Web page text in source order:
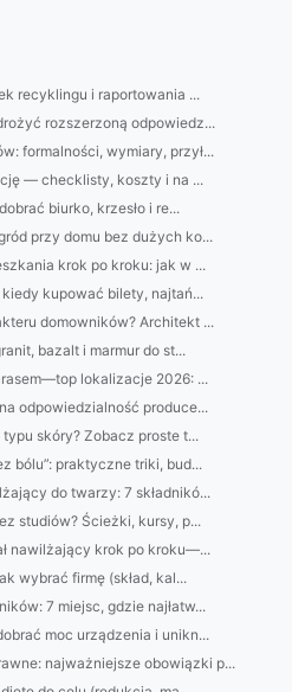
recyklingu i raportowania ...
rozszerzoną odpowiedz...
formalności, wymiary, przył...
— checklisty, koszty i na ...
biurko, krzesło i re...
przy domu bez dużych ko...
krok po kroku: jak w ...
kupować bilety, najtań...
domowników? Architekt ...
bazalt i marmur do st...
lokalizacje 2026: ...
odpowiedzialność produce...
skóry? Zobacz proste t...
bólu”: praktyczne triki, bud...
do twarzy: 7 składnikó...
studiów? Ścieżki, kursy, p...
nawilżający krok po kroku—...
wybrać firmę (skład, kal...
7 miejsc, gdzie najłatw...
moc urządzenia i unikn...
najważniejsze obowiązki p...